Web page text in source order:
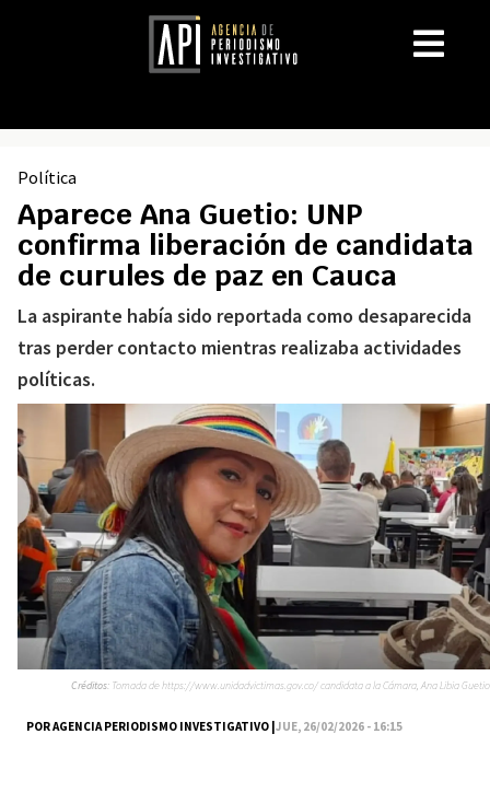
Política
Aparece Ana Guetio: UNP
confirma liberación de candidata
de curules de paz en Cauca
La aspirante había sido reportada como desaparecida
tras perder contacto mientras realizaba actividades
políticas.
POR AGENCIA PERIODISMO INVESTIGATIVO |JUE, 26/02/2026 - 16:15
Créditos: Tomada de https://www.unidadvictimas.gov.co/ candidata a la Cámara, Ana Libia Guetio